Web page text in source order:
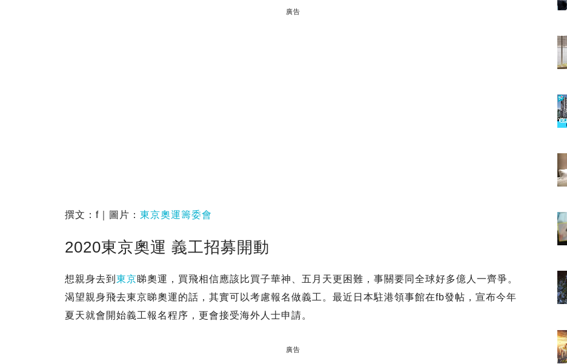
廣告
撰文：f｜圖片： 東京奧運籌委會
2020東京奧運 義工招募開動
想親身去到 東京睇奧運，買飛相信應該比買子華神、五月天更困難，事關要同全球好多億人一齊爭。
渴望親身飛去東京睇奧運的話，其實可以考慮報名做義工。最近日本駐港領事館在fb發帖，宣布今年
夏天就會開始義工報名程序，更會接受海外人士申請。
廣告